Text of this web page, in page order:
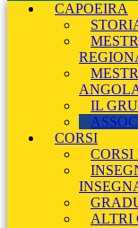
CAPOEIRA
IL
CORSI
ALTRI